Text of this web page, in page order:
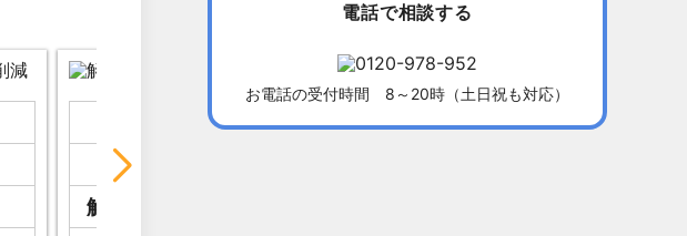
千葉県習志野市
建物
解体費用
所在地
福岡県北九
電話で相談する
お電話の受付時間 8～20時（土日祝も対応）